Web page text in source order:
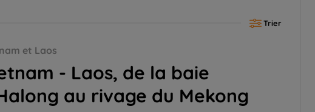
Trier
du Mekong
et Laos
- Laos, de la baie
au rivage du Mekong